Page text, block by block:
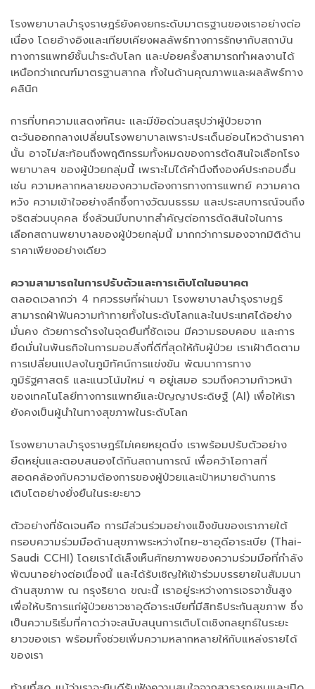
โรงพยาบาลบำรุงราษฎร์ยังคงยกระดับมาตรฐานของเราอย่างต่อ
เนื่อง โดยอ้างอิงและเทียบเคียงผลลัพธ์ทางการรักษากับสถาบัน
ทางการแพทย์ชั้นนำระดับโลก และบ่อยครั้งสามารถทำผลงานได้
เหนือกว่าเกณฑ์มาตรฐานสากล ทั้งในด้านคุณภาพและผลลัพธ์ทาง
คลินิก
การที่บทความแสดงทัศนะ และมีข้อด่วนสรุปว่าผู้ป่วยจาก
ตะวันออกกลางเปลี่ยนโรงพยาบาลเพราะประเด็นอ่อนไหวด้านราคา
นั้น อาจไม่สะท้อนถึงพฤติกรรมทั้งหมดของการตัดสินใจเลือกโรง
พยาบาลฯ ของผู้ป่วยกลุ่มนี้ เพราะไม่ได้คำนึงถึงองค์ประกอบอื่น
เช่น ความหลากหลายของความต้องการทางการแพทย์ ความคาด
หวัง ความเข้าใจอย่างลึกซึ้งทางวัฒนธรรม และประสบการณ์จนถึง
จริตส่วนบุคคล ซึ่งล้วนมีบทบาทสำคัญต่อการตัดสินใจในการ
เลือกสถานพยาบาลของผู้ป่วยกลุ่มนี้ มากกว่าการมองจากมิติด้าน
ราคาเพียงอย่างเดียว
ความสามารถในการปรับตัวและการเติบโตในอนาคต
ตลอดเวลากว่า 4 ทศวรรษที่ผ่านมา โรงพยาบาลบำรุงราษฎร์
สามารถฝ่าฟันความท้าทายทั้งในระดับโลกและในประเทศได้อย่าง
มั่นคง ด้วยการดำรงในจุดยืนที่ชัดเจน มีความรอบคอบ และการ
ยึดมั่นในพันธกิจในการมอบสิ่งที่ดีที่สุดให้กับผู้ป่วย เราเฝ้าติดตาม
การเปลี่ยนแปลงในภูมิทัศน์การแข่งขัน พัฒนาการทาง
ภูมิรัฐศาสตร์ และแนวโน้มใหม่ ๆ อยู่เสมอ รวมถึงความก้าวหน้า
ของเทคโนโลยีทางการแพทย์และปัญญาประดิษฐ์ (AI) เพื่อให้เรา
ยังคงเป็นผู้นำในทางสุขภาพในระดับโลก
โรงพยาบาลบำรุงราษฎร์ไม่เคยหยุดนิ่ง เราพร้อมปรับตัวอย่าง
ยืดหยุ่นและตอบสนองได้ทันสถานการณ์ เพื่อคว้าโอกาสที่
สอดคล้องกับความต้องการของผู้ป่วยและเป้าหมายด้านการ
เติบโตอย่างยั่งยืนในระยะยาว
ตัวอย่างที่ชัดเจนคือ การมีส่วนร่วมอย่างแข็งขันของเราภายใต้
กรอบความร่วมมือด้านสุขภาพระหว่างไทย-ซาอุดีอาระเบีย (Thai-
Saudi CCHI) โดยเราได้เล็งเห็นศักยภาพของความร่วมมือที่กำลัง
พัฒนาอย่างต่อเนื่องนี้ และได้รับเชิญให้เข้าร่วมบรรยายในสัมมนา
ด้านสุขภาพ ณ กรุงริยาด ขณะนี้ เราอยู่ระหว่างการเจรจาขั้นสูง
เพื่อให้บริการแก่ผู้ป่วยชาวซาอุดีอาระเบียที่มีสิทธิประกันสุขภาพ ซึ่ง
เป็นความริเริ่มที่คาดว่าจะสนับสนุนการเติบโตเชิงกลยุทธ์ในระยะ
ยาวของเรา พร้อมทั้งช่วยเพิ่มความหลากหลายให้กับแหล่งรายได้
ของเรา